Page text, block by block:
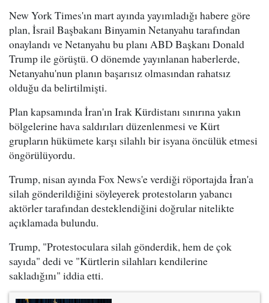
New York Times'ın mart ayında yayımladığı habere göre
plan, İsrail Başbakanı Binyamin Netanyahu tarafından
onaylandı ve Netanyahu bu planı ABD Başkanı Donald
Trump ile görüştü. O dönemde yayınlanan haberlerde,
Netanyahu'nun planın başarısız olmasından rahatsız
olduğu da belirtilmişti.
Plan kapsamında İran'ın Irak Kürdistanı sınırına yakın
bölgelerine hava saldırıları düzenlenmesi ve Kürt
grupların hükümete karşı silahlı bir isyana öncülük etmesi
öngörülüyordu.
Trump, nisan ayında Fox News'e verdiği röportajda İran'a
silah gönderildiğini söyleyerek protestoların yabancı
aktörler tarafından desteklendiğini doğrular nitelikte
açıklamada bulundu.
Trump, "Protestoculara silah gönderdik, hem de çok
sayıda" dedi ve "Kürtlerin silahları kendilerine
sakladığını" iddia etti.